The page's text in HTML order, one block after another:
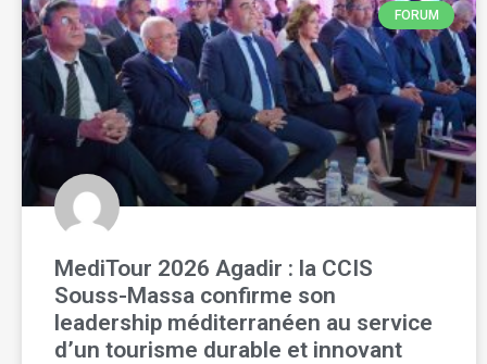
FORUM
MediTour 2026 Agadir : la CCIS
Souss-Massa confirme son
leadership méditerranéen au service
d’un tourisme durable et innovant